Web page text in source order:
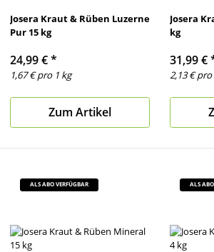
Josera Kraut & Rüben Luzerne
Pur 15 kg
24,99 €*
1,67 € pro 1 kg
Zum Artikel
Josera
kg
31,99 €
2,13 € pro
ALS ABO VERFÜGBAR ALS